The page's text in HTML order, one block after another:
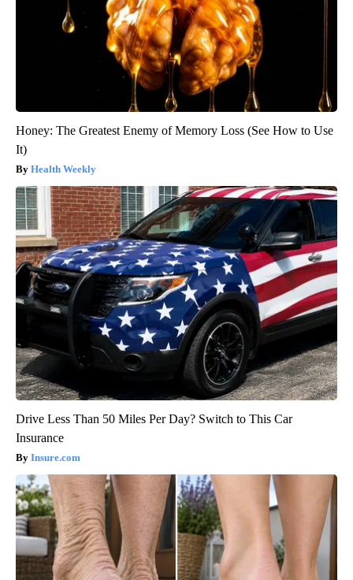
Honey: The Greatest Enemy of Memory Loss (See How to Use
It)
Health Weekly
Drive Less Than 50 Miles Per Day? Switch to This Car
Insurance
Insure.com